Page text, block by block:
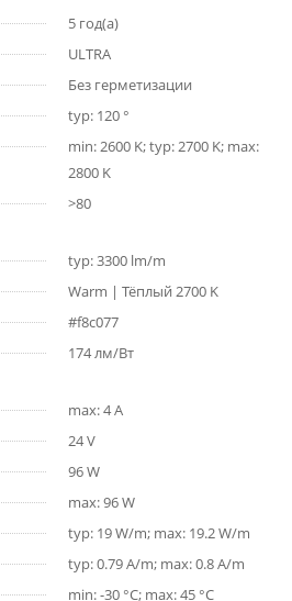
5 год(а)
ULTRA
Без герметизации
typ: 120 °
min: 2600 K; typ: 2700 K; max:
2800 K
>80
typ: 3300 lm/m
Warm | Тёплый 2700 K
#f8c077
174 лм/Вт
max: 4 A
24 V
96 W
max: 96 W
typ: 19 W/m; max: 19.2 W/m
typ: 0.79 A/m; max: 0.8 A/m
min: -30 °C; max: 45 °C